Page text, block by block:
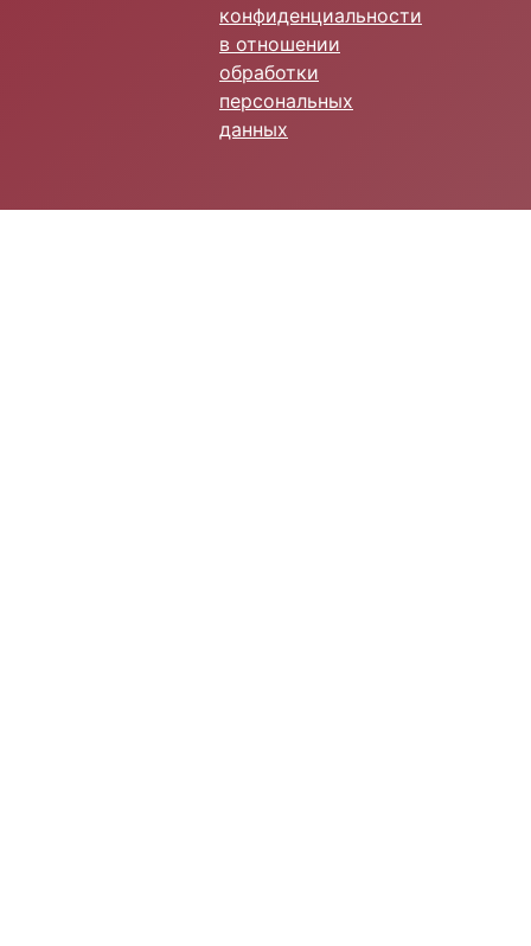
конфиденциальности
в отношении
обработки
персональных
данных